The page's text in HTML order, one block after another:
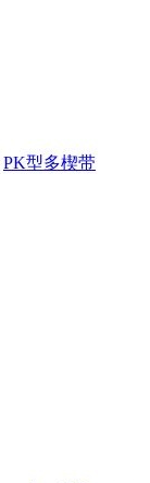
PK型多楔带